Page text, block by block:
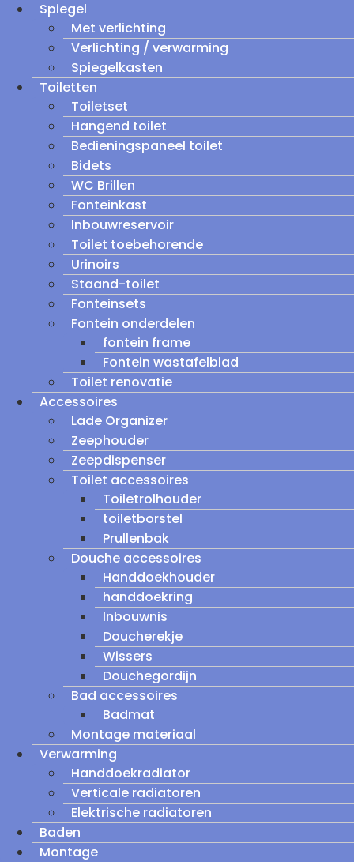
Spiegel
Met verlichting
Verlichting / verwarming
Spiegelkasten
Toiletten
Toiletset
Hangend toilet
Bedieningspaneel toilet
Bidets
WC Brillen
Fonteinkast
Inbouwreservoir
Toilet toebehorende
Urinoirs
Staand-toilet
Fonteinsets
Fontein onderdelen
fontein frame
Fontein wastafelblad
Toilet renovatie
Accessoires
Lade Organizer
Zeephouder
Zeepdispenser
Toilet accessoires
Toiletrolhouder
toiletborstel
Prullenbak
Douche accessoires
Handdoekhouder
handdoekring
Inbouwnis
Doucherekje
Wissers
Douchegordijn
Bad accessoires
Badmat
Montage materiaal
Verwarming
Handdoekradiator
Verticale radiatoren
Elektrische radiatoren
Baden
Montage